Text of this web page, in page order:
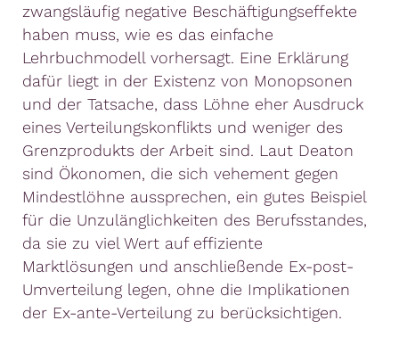
zwangsläufig negative Beschäftigungseffekte
haben muss, wie es das einfache
Lehrbuchmodell vorhersagt. Eine Erklärung
dafür liegt in der Existenz von Monopsonen
und der Tatsache, dass Löhne eher Ausdruck
eines Verteilungskonflikts und weniger des
Grenzprodukts der Arbeit sind. Laut Deaton
sind Ökonomen, die sich vehement gegen
Mindestlöhne aussprechen, ein gutes Beispiel
für die Unzulänglichkeiten des Berufsstandes,
da sie zu viel Wert auf effiziente
Marktlösungen und anschließende Ex-post-
Umverteilung legen, ohne die Implikationen
der Ex-ante-Verteilung zu berücksichtigen.